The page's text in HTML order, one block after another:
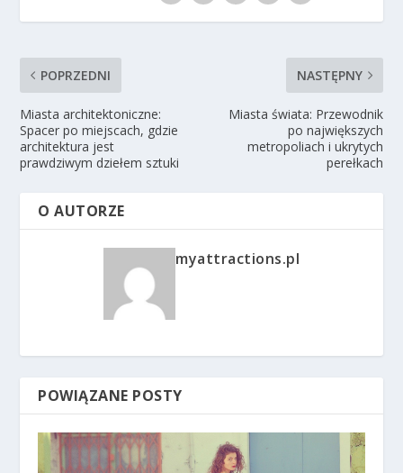
POPRZEDNI
Miasta architektoniczne:
Spacer po miejscach, gdzie
architektura jest
prawdziwym dziełem sztuki
NASTĘPNY
Miasta świata: Przewodnik
po największych
metropoliach i ukrytych
perełkach
O AUTORZE
myattractions.pl
POWIĄZANE POSTY